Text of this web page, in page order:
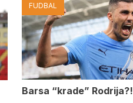
FUDBAL
Barsa “krade” Rodrija?!